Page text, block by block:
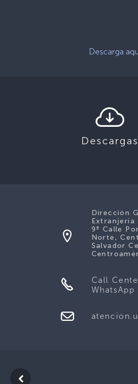
Descarga
Descargas
Dirección
Extranjería
9ª Calle
Norte,
Salvador
Call